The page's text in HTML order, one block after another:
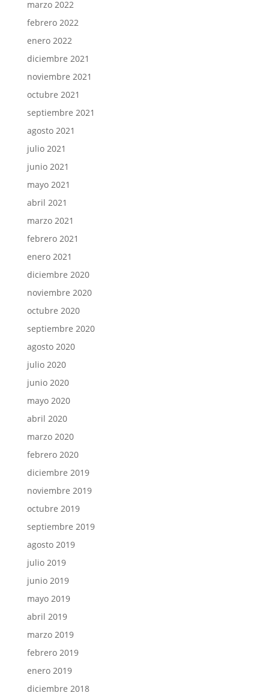
marzo 2022
febrero 2022
enero 2022
diciembre 2021
noviembre 2021
octubre 2021
septiembre 2021
agosto 2021
julio 2021
junio 2021
mayo 2021
abril 2021
marzo 2021
febrero 2021
enero 2021
diciembre 2020
noviembre 2020
octubre 2020
septiembre 2020
agosto 2020
julio 2020
junio 2020
mayo 2020
abril 2020
marzo 2020
febrero 2020
diciembre 2019
noviembre 2019
octubre 2019
septiembre 2019
agosto 2019
julio 2019
junio 2019
mayo 2019
abril 2019
marzo 2019
febrero 2019
enero 2019
diciembre 2018